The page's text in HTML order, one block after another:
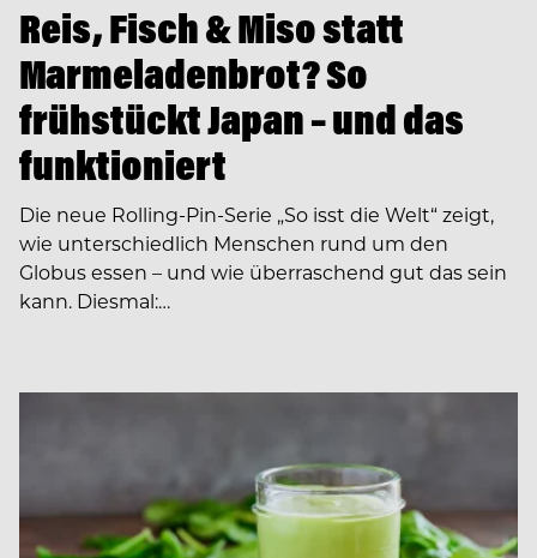
Reis, Fisch & Miso statt
Marmeladenbrot? So
frühstückt Japan – und das
funktioniert
Die neue Rolling-Pin-Serie „So isst die Welt“ zeigt,
wie unterschiedlich Menschen rund um den
Globus essen – und wie überraschend gut das sein
kann. Diesmal:…